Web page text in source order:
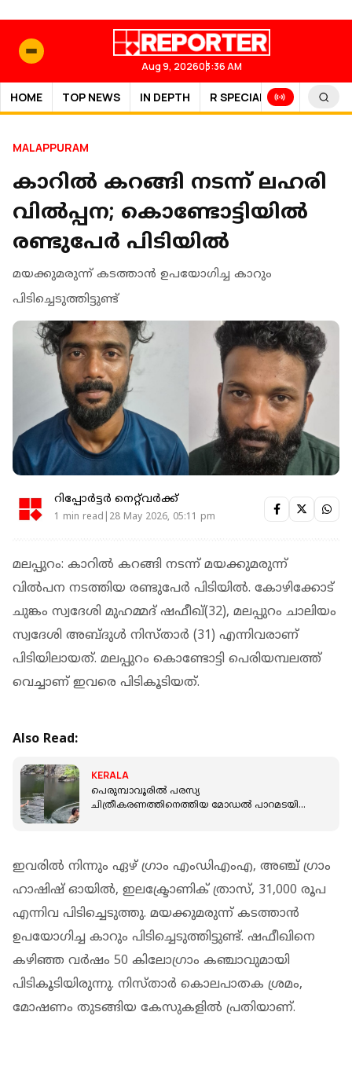
Aug 9, 202603:36 AM
HOME TOP NEWS IN DEPTH R SPECIAL SPORTS
MALAPPURAM
കാറില്‍ കറങ്ങി നടന്ന് ലഹരി
വില്‍പ്പന; കൊണ്ടോട്ടിയില്‍
രണ്ടുപേര്‍ പിടിയില്‍
മയക്കുമരുന്ന് കടത്താന്‍ ഉപയോഗിച്ച കാറും
പിടിച്ചെടുത്തിട്ടുണ്ട്
റിപ്പോർട്ടർ നെറ്റ്‌വര്‍ക്ക്‌
1 min read|28 May 2026, 05:11 pm
മലപ്പുറം: കാറില്‍ കറങ്ങി നടന്ന് മയക്കുമരുന്ന്
വില്‍പന നടത്തിയ രണ്ടുപേര്‍ പിടിയില്‍. കോഴിക്കോട്
ചുങ്കം സ്വദേശി മുഹമ്മദ് ഷഫീഖ്(32), മലപ്പുറം ചാലിയം
സ്വദേശി അബ്ദുള്‍ നിസ്താര്‍ (31) എന്നിവരാണ്
പിടിയിലായത്. മലപ്പുറം കൊണ്ടോട്ടി പെരിയമ്പലത്ത്
വെച്ചാണ് ഇവരെ പിടികൂടിയത്.
Also Read:
KERALA
പെരുമ്പാവൂരില്‍ പരസ്യ
ചിത്രീകരണത്തിനെത്തിയ മോഡല്‍ പാറമടയിൽ
ഇവരില്‍ നിന്നും ഏഴ് ഗ്രാം എംഡിഎംഎ, അഞ്ച് ഗ്രാം
ഹാഷിഷ് ഓയില്‍, ഇലക്ട്രോണിക് ത്രാസ്, 31,000 രൂപ
എന്നിവ പിടിച്ചെടുത്തു. മയക്കുമരുന്ന് കടത്താന്‍
ഉപയോഗിച്ച കാറും പിടിച്ചെടുത്തിട്ടുണ്ട്. ഷഫീഖിനെ
കഴിഞ്ഞ വര്‍ഷം 50 കിലോഗ്രാം കഞ്ചാവുമായി
പിടികൂടിയിരുന്നു. നിസ്താര്‍ കൊലപാതക ശ്രമം,
മോഷണം തുടങ്ങിയ കേസുകളില്‍ പ്രതിയാണ്.